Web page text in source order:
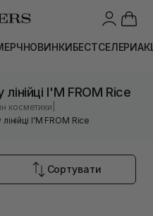
НОВИНКИБЕСТСЕЛЕРИ
лінійці I'M FROM Rice
косметики
I'M FROM Rice
Сортувати